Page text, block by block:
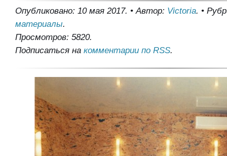
Опубликовано: 10 мая 2017. •Автор: Victoria. •
материалы.
Просмотров: 5820.
Подписаться на комментарии по RSS.